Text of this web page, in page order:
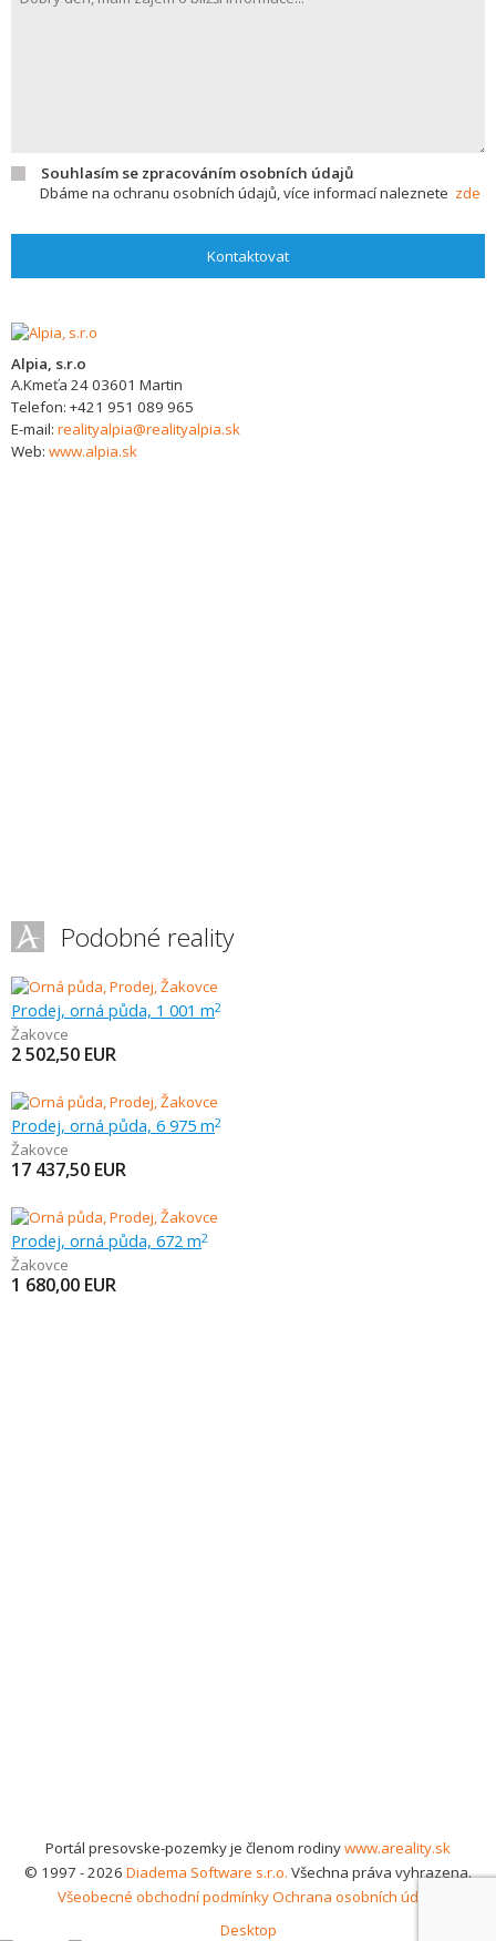
Souhlasím se zpracováním osobních údajů
Dbáme na ochranu osobních údajů, více informací naleznete zde
Kontaktovat
Alpia, s.r.o
A.Kmeťa 2403601 Martin
Telefon: +421 951 089 965
E-mail: realityalpia@realityalpia.sk
Web: www.alpia.sk
Podobné reality
Prodej, orná půda, 1 001 m2
Žakovce
2 502,50 EUR
Prodej, orná půda, 6 975 m2
Žakovce
17 437,50 EUR
Prodej, orná půda, 672 m2
Žakovce
1 680,00 EUR
Portál presovske-pozemky je členom rodinywww.areality.sk
© 1997 - 2026 Diadema Software s.r.o. Všechna práva vyhrazena.
Všeobecné obchodní podmínkyOchrana osobních údajů
Desktop